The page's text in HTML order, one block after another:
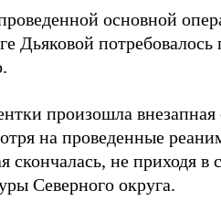
основной
Дьяковой
произошла внезапная
на проведенные
скончалась, не приходя
Северного округа.